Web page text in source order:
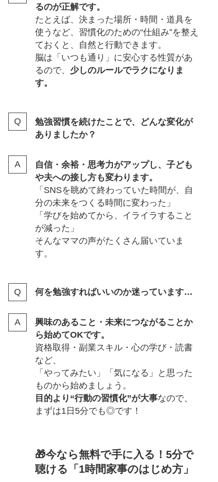
るのが正解です。
たとえば、決まった場所・時間・道具を
使うなど、習慣化のための“仕組み”を整え
ておくと、自然と行動できます。
脳は「いつも通り」に安心する性質があ
るので、 少しのルールでラクになりま
す。
勉強習慣を続けたことで、どんな変化が
ありましたか？
自信・余裕・思考力がアップし、子ども
や夫への接し方も変わります。
「SNSを眺めて終わっていた時間が、自
分の未来をつくる時間に変わった」
「学びを始めてから、イライラすること
が減った」
そんなママの声がたくさん届いていま
す。
何を勉強すればいいのか迷っています…
興味のあること・未来につながることか
ら始めてOKです。
資格取得・副業スキル・心の学び・読書
など、
「やってみたい」「気になる」と思った
ものから始めましょう。
目的より“行動の習慣化”が大事なので、
まずは1日5分でも◎です！
🎁今なら無料で手に入る！5分で
聴ける「1時間家事のはじめ方」